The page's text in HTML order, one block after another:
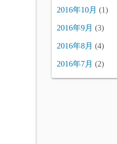
2016年10月 (1)
2016年9月 (3)
2016年8月 (4)
2016年7月 (2)